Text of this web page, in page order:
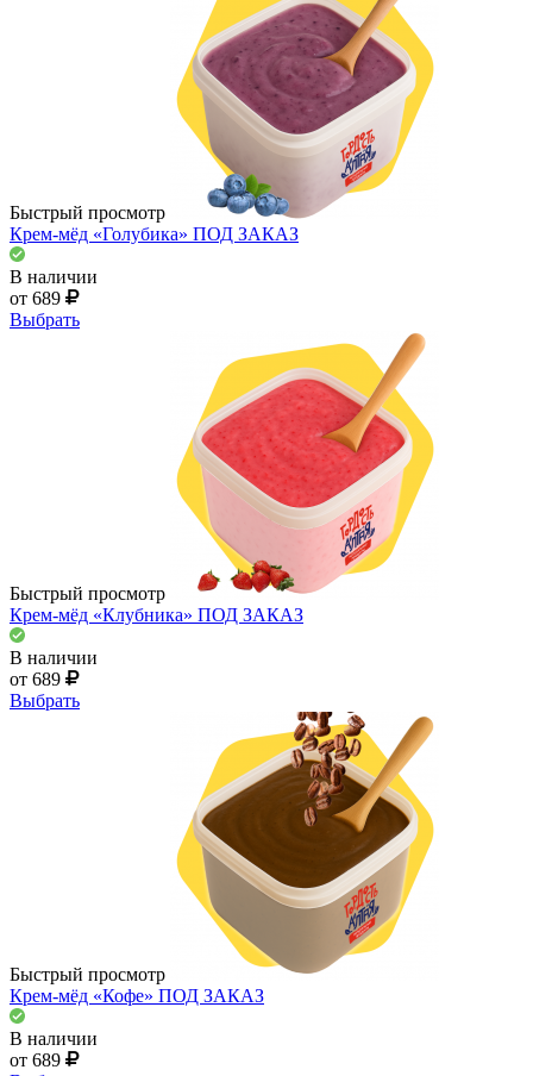
Быстрый просмотр
Крем-мёд «Голубика» ПОД ЗАКАЗ
В наличии
от 689
Выбрать
Быстрый просмотр
Крем-мёд «Клубника» ПОД ЗАКАЗ
В наличии
от 689
Выбрать
Быстрый просмотр
Крем-мёд «Кофе» ПОД ЗАКАЗ
В наличии
от 689